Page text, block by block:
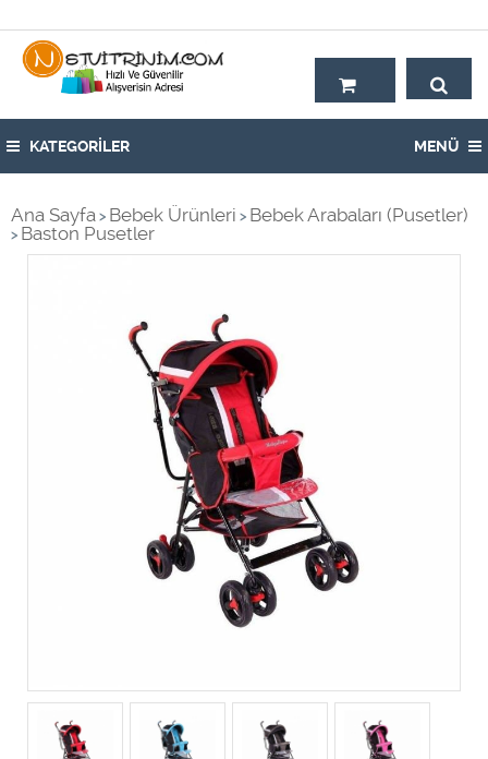
KATEGORİLER MENÜ
Ana Sayfa > Bebek Ürünleri > Bebek Arabaları (Pusetler)
> Baston Pusetler